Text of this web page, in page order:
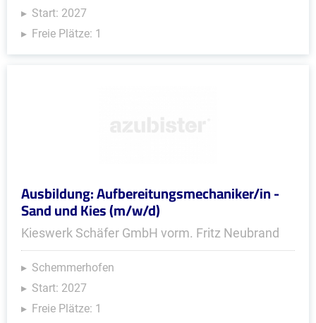
Start: 2027
Freie Plätze: 1
Ausbildung: Aufbereitungsmechaniker/in -
Sand und Kies (m/w/d)
Kieswerk Schäfer GmbH vorm. Fritz Neubrand
Schemmerhofen
Start: 2027
Freie Plätze: 1